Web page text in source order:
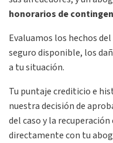
honorarios de
Evaluamos los hechos
seguro disponible, los
a tu situación.
Tu puntaje crediticio e
nuestra decisión de
del caso y la
directamente con tu